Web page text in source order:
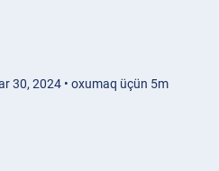
30, 2024 • oxumaq üçün 5m